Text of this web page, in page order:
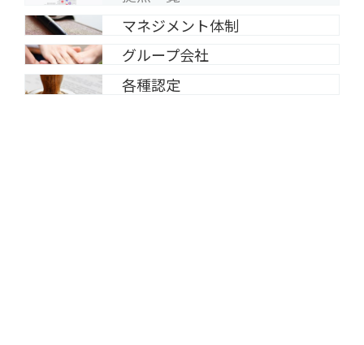
マネジメント体制
グループ会社
各種認定